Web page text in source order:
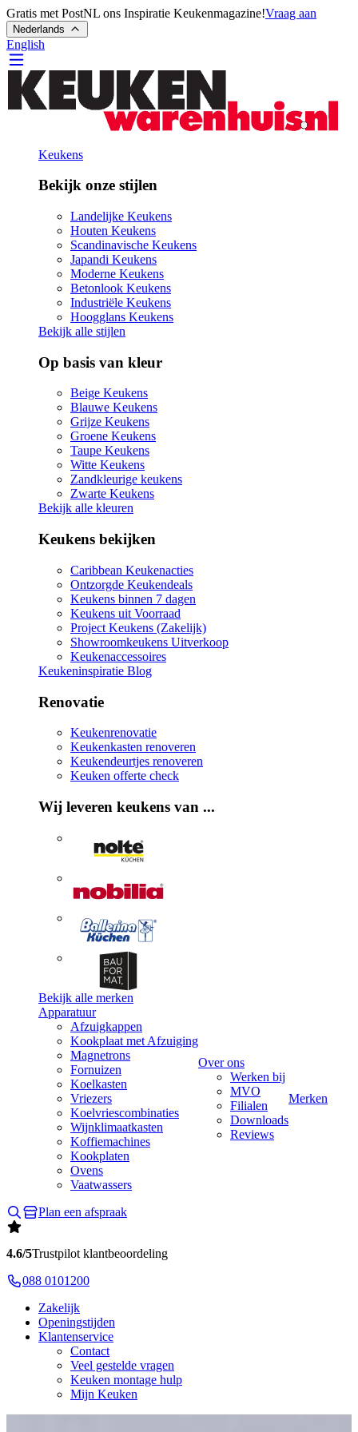
Gratis met PostNL ons Inspiratie Keukenmagazine!Vraag aan
Nederlands
English
Keukens
Bekijk onze stijlen
Landelijke Keukens
Houten Keukens
Scandinavische Keukens
Japandi Keukens
Moderne Keukens
Betonlook Keukens
Industriële Keukens
Hoogglans Keukens
Bekijk alle stijlen
Op basis van kleur
Beige Keukens
Blauwe Keukens
Grijze Keukens
Groene Keukens
Taupe Keukens
Witte Keukens
Zandkleurige keukens
Zwarte Keukens
Bekijk alle kleuren
Keukens bekijken
Caribbean Keukenacties
Ontzorgde Keukendeals
Keukens binnen 7 dagen
Keukens uit Voorraad
Project Keukens (Zakelijk)
Showroomkeukens Uitverkoop
Keukenaccessoires
Keukeninspiratie Blog
Renovatie
Keukenrenovatie
Keukenkasten renoveren
Keukendeurtjes renoveren
Keuken offerte check
Wij leveren keukens van ...
Bekijk alle merken
Apparatuur
Afzuigkappen
Kookplaat met Afzuiging
Magnetrons
Fornuizen
Koelkasten
Vriezers
Koelvriescombinaties
Wijnklimaatkasten
Koffiemachines
Kookplaten
Ovens
Vaatwassers
Over ons
Werken bij
MVO
Filialen
Downloads
Reviews
Merken
Plan een afspraak
4.6/5Trustpilot klantbeoordeling
088 0101200
Zakelijk
Openingstijden
Klantenservice
Contact
Veel gestelde vragen
Keuken montage hulp
Mijn Keuken